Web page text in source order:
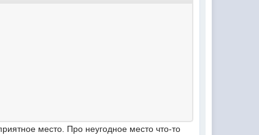
место. Про неугодное место что-то